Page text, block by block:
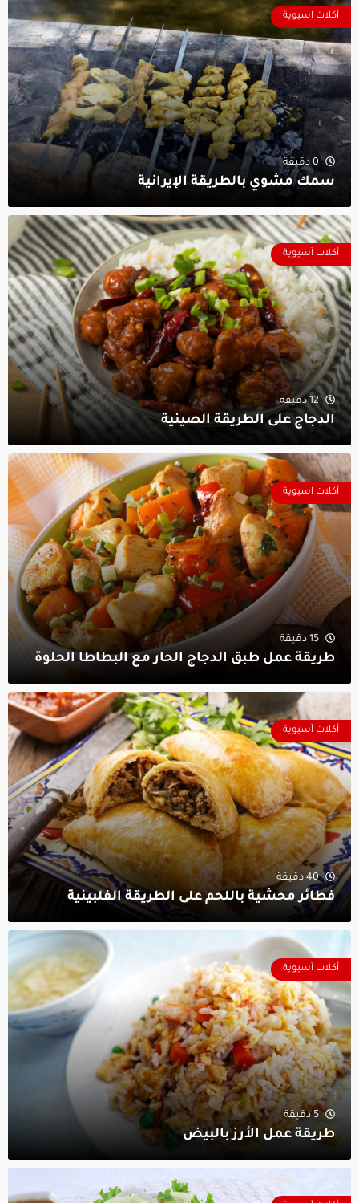
أكلات آسيوية
0 دقيقة
سمك مشوي بالطريقة الإيرانية
أكلات آسيوية
12 دقيقة
الدجاج على الطريقة الصينية
أكلات آسيوية
15 دقيقة
طريقة عمل طبق الدجاج الحار مع البطاطا الحلوة
أكلات آسيوية
40 دقيقة
فطائر محشية باللحم على الطريقة الفلبينية
أكلات آسيوية
5 دقيقة
طريقة عمل الأرز بالبيض